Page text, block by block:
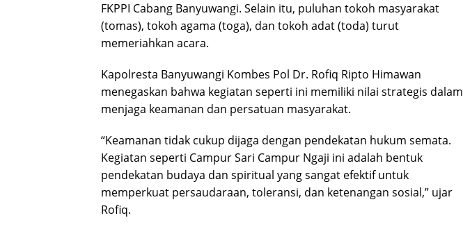
FKPPI Cabang Banyuwangi. Selain itu, puluhan tokoh masyarakat
(tomas), tokoh agama (toga), dan tokoh adat (toda) turut
memeriahkan acara.
Kapolresta Banyuwangi Kombes Pol Dr. Rofiq Ripto Himawan
menegaskan bahwa kegiatan seperti ini memiliki nilai strategis dalam
menjaga keamanan dan persatuan masyarakat.
“Keamanan tidak cukup dijaga dengan pendekatan hukum semata.
Kegiatan seperti Campur Sari Campur Ngaji ini adalah bentuk
pendekatan budaya dan spiritual yang sangat efektif untuk
memperkuat persaudaraan, toleransi, dan ketenangan sosial,” ujar
Rofiq.